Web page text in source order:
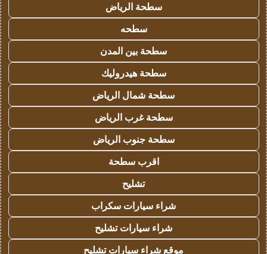
سطحة الرياض
سطحه
سطحة بين المدن
سطحة هيدروليك
سطحة شمال الرياض
سطحة غرب الرياض
سطحة جنوب الرياض
اقرب سطحة
تشليح
شراء سيارات سكراب
شراء سيارات تشليح
موقع شراء سيارات تشليح